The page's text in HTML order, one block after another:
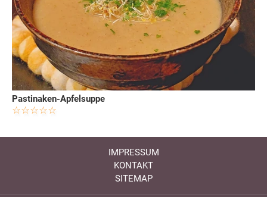
Pastinaken-Apfelsuppe
IMPRESSUM
KONTAKT
SITEMAP